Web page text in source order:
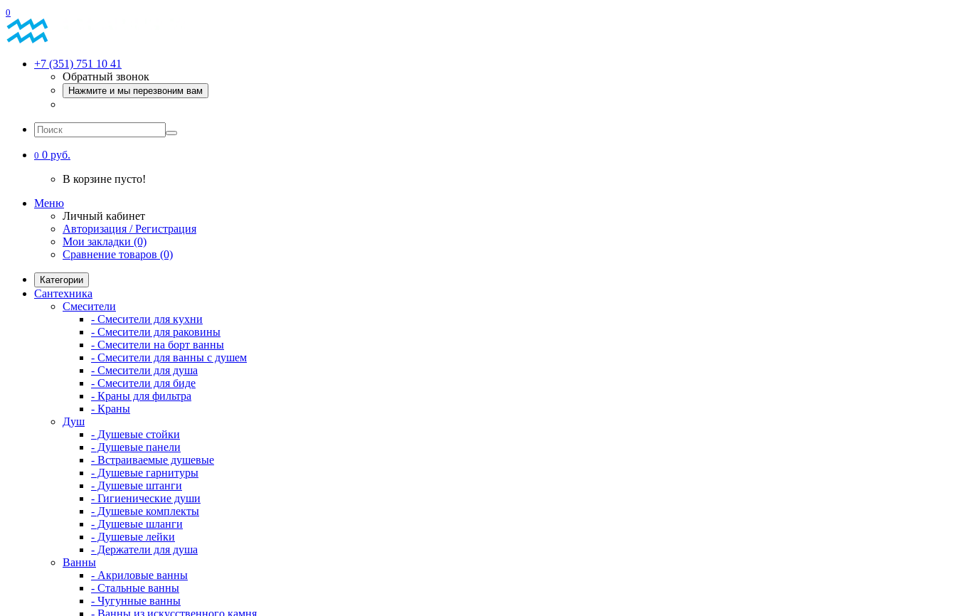
0
+7 (351) 751 10 41
Обратный звонок
Нажмите и мы перезвоним вам
0 0 руб.
В корзине пусто!
Меню
Личный кабинет
Авторизация / Регистрация
Мои закладки (0)
Сравнение товаров (0)
Категории
Сантехника
Смесители
- Смесители для кухни
- Смесители для раковины
- Смесители на борт ванны
- Смесители для ванны с душем
- Смесители для душа
- Смесители для биде
- Краны для фильтра
- Краны
Душ
- Душевые стойки
- Душевые панели
- Встраиваемые душевые
- Душевые гарнитуры
- Душевые штанги
- Гигиенические души
- Душевые комплекты
- Душевые шланги
- Душевые лейки
- Держатели для душа
Ванны
- Акриловые ванны
- Стальные ванны
- Чугунные ванны
- Ванны из искусственного камня